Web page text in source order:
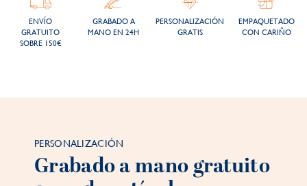
ENVÍO
GRATUITO
SOBRE 150€
GRABADO A
MANO EN 24H
PERSONALIZACIÓN
GRATIS
EMPAQUETADO
CON CARIÑO
PERSONALIZACIÓN
Grabado a mano gratuito